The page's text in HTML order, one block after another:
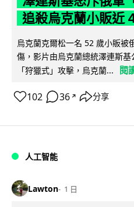
追殺烏克蘭小販近
烏克蘭克爾松一名 52 歲小販被
傷，影片由烏克蘭總統澤連斯
「狩獵式」攻擊，烏克蘭...
閱
102 36 ↗ 分享
人工智能
Lawton 1 日